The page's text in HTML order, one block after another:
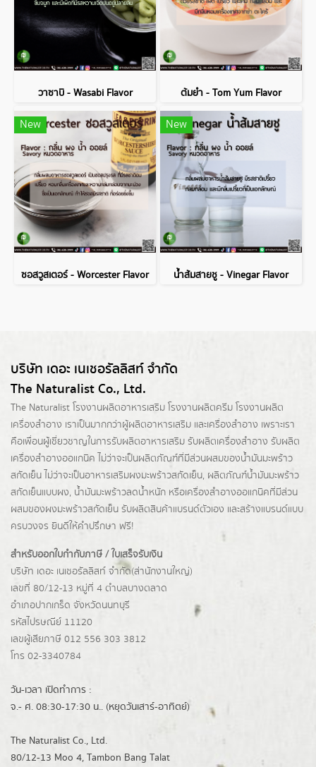
วาซาบิ - Wasabi Flavor ต้มยำ - Tom Yum Flavor
New
ซอสวูสเตอร์ - Worcester Flavor
New
น้ำส้มสายชู - Vinegar Flavor
บริษัท เดอะ เนเชอรัลลิสท์ จำกัด
The Naturalist Co., Ltd.
The Naturalist โรงงานผลิตอาหารเสริม โรงงานผลิตครีม โรงงานผลิต
เครื่องสำอาง เราเป็นมากกว่าผู้ผลิตอาหารเสริม และเครื่องสำอาง เพราะเรา
คือเพื่อนผู้เชี่ยวชาญในการรับผลิตอาหารเสริม รับผลิตเครื่องสำอาง รับผลิต
เครื่องสำอางออแกนิค ไม่ว่าจะเป็นผลิตภัณฑ์ที่มีส่วนผสมของน้ำมันมะพร้าว
สกัดเย็น ไม่ว่าจะเป็นอาหารเสริมผงมะพร้าวสกัดเย็น, ผลิตภัณฑ์น้ำมันมะพร้าว
สกัดเย็นแบบผง, น้ำมันมะพร้าวลดน้ำหนัก หรือเครื่องสำอางออแกนิคที่มีส่วน
ผสมของผงมะพร้าวสกัดเย็น รับผลิตสินค้าแบรนด์ตัวเอง และสร้างแบรนด์แบบ
ครบวงจร ยินดีให้คำปรึกษา ฟรี!
สำหรับออกใบกำกับภาษี / ใบเสร็จรับเงิน
บริษัท เดอะ เนเชอรัลลิสท์ จำกัด(ส่านักงานใหญ่)
เลขที่ 80/12-13 หมู่ที่ 4 ตำบลบางตลาด
อำเภอปากเกร็ด จังหวัดนนทบุรี
รหัสไปรษณีย์ 11120
เลขผู้เสียภาษี 012 556 303 3812
โทร 02-3340784
วัน-เวลา เปิดทำการ :
จ.- ศ. 08:30-17:30 น.. (หยุดวันเสาร์-อาทิตย์)
The Naturalist Co., Ltd.
80/12-13 Moo 4, Tambon Bang Talat